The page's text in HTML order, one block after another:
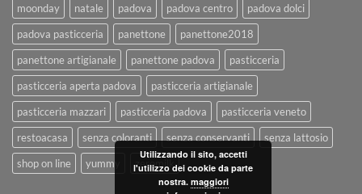
moonday
natale padova padova centro
padova dolci
padova pasticceria
panettone
panettone2018
panettone artigianale
panettone padova
pasticceria
pasticceria aperta padova
pasticceria artigianale
pasticceria mazzari
pasticceria padova
pasticceria veneto
restoacasa
senza coloranti senza conservanti
senza lattosio
shop on line
yummy zeromilk
Utilizzando il sito, accetti
l'utilizzo dei cookie da parte
nostra. maggiori